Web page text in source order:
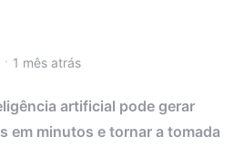
1 mês atrás
artificial pode gerar
em minutos e tornar a tomada